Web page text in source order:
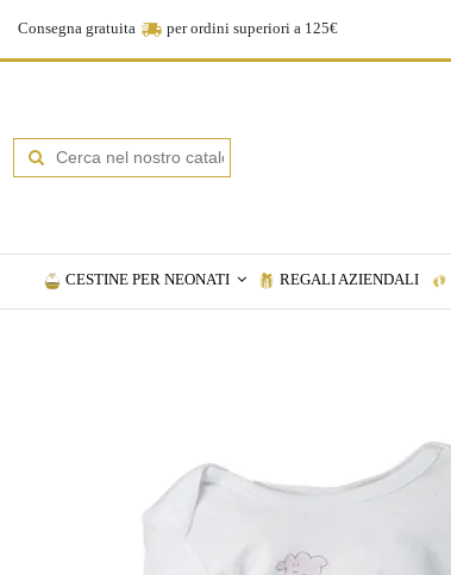
Consegna gratuita per ordini superiori a 125€
CESTINE PER NEONATI REGALI AZIENDALI